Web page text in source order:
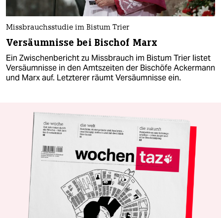
Missbrauchsstudie im Bistum Trier
Versäumnisse bei Bischof Marx
Ein Zwischenbericht zu Missbrauch im Bistum Trier listet
Versäumnisse in den Amtszeiten der Bischöfe Ackermann
und Marx auf. Letzterer räumt Versäumnisse ein.